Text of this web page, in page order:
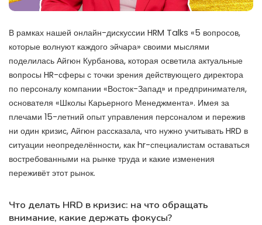
В рамках нашей онлайн-дискуссии HRM Talks «5 вопросов,
которые волнуют каждого эйчара» своими мыслями
поделилась Айгюн Курбанова, которая осветила актуальные
вопросы HR-сферы с точки зрения действующего директора
по персоналу компании «Восток-Запад» и предпринимателя,
основателя «Школы Карьерного Менеджмента». Имея за
плечами 15-летний опыт управления персоналом и пережив
ни один кризис, Айгюн рассказала, что нужно учитывать HRD в
ситуации неопределённости, как hr-специалистам оставаться
востребованными на рынке труда и какие изменения
переживёт этот рынок.
Что делать HRD в кризис: на что обращать
внимание, какие держать фокусы?